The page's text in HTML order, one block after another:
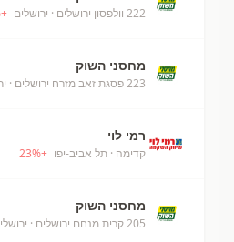
222 וולפסון ירושלים · ירושלים +
מחסני השוק
223 פסגת זאב מזרח ירושלים ·
רמי לוי
קדימה · תל אביב-יפו +
23%
מחסני השוק
205 קרית מנחם ירושלים ·